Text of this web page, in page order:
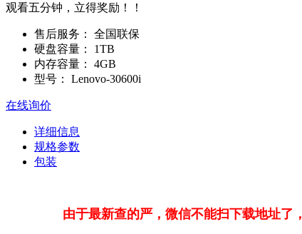
观看五分钟，立得奖励！！
售后服务：
全国联保
硬盘容量：
1TB
内存容量：
4GB
型号：
Lenovo-30600i
在线询价
详细信息
规格参数
包装
由于最新查的严，微信不能扫下载地址了，